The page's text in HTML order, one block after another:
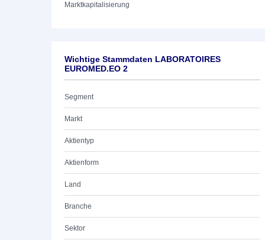
Marktkapitalisierung
Wichtige Stammdaten LABORATOIRES
EUROMED.EO 2
Segment
Markt
Aktientyp
Aktienform
Land
Branche
Sektor